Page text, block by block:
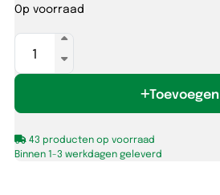
Op voorraad
Adels
AC166
verdeelblok
polig
(T-
Toevoegen
43 producten op voorraad
Binnen 1-3 werkdagen geleverd